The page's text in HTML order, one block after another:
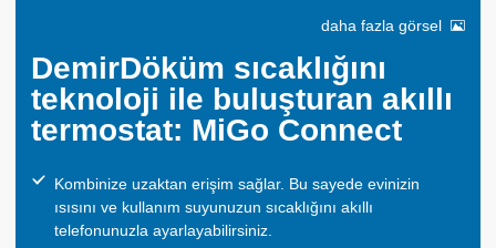
daha fazla görsel
DemirDöküm sıcaklığını
teknoloji ile buluşturan akıllı
termostat: MiGo Connect
Kombinize uzaktan erişim sağlar. Bu sayede evinizin
ısısını ve kullanım suyunuzun sıcaklığını akıllı
telefonunuzla ayarlayabilirsiniz.